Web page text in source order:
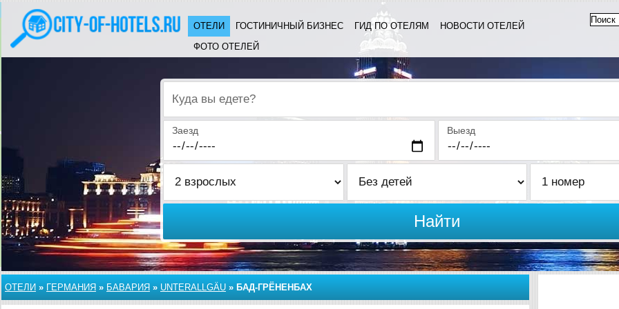
ОТЕЛИ ГОСТИНИЧНЫЙ БИЗНЕС ГИД ПО ОТЕЛЯМ
НОВОСТИ ОТЕЛЕЙ
ФОТО ОТЕЛЕЙ
Куда вы едете?
Заезд Выезд
Найти
ОТЕЛИ » ГЕРМАНИЯ » БАВАРИЯ » UNTERALLGÄU » БАД-ГРЁНЕНБАХ